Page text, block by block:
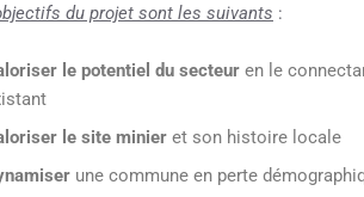
du projet sont les suivants :
le potentiel du secteur en le
le site minier et son histoire locale
une commune en perte